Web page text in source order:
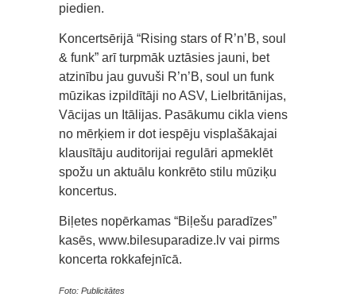
piedien.
Koncertsērijā “Rising stars of R’n’B, soul
& funk” arī turpmāk uztāsies jauni, bet
atzinību jau guvuši R’n’B, soul un funk
mūzikas izpildītāji no ASV, Lielbritānijas,
Vācijas un Itālijas. Pasākumu cikla viens
no mērķiem ir dot iespēju visplašākajai
klausītāju auditorijai regulāri apmeklēt
spožu un aktuālu konkrēto stilu mūziķu
koncertus.
Biļetes nopērkamas “Biļešu paradīzes”
kasēs, www.bilesuparadize.lv vai pirms
koncerta rokkafejnīcā.
Foto: Publicitātes